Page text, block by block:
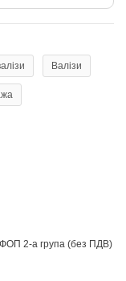
Валізи
ФОП 2-а група (без ПДВ)